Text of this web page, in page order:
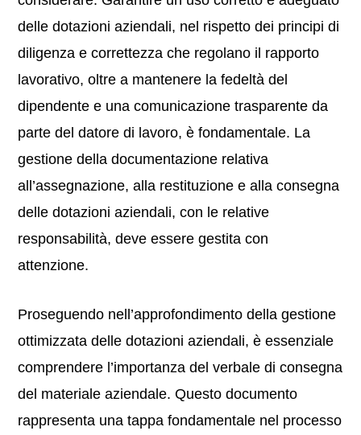
delle dotazioni aziendali, nel rispetto dei principi di
diligenza e correttezza che regolano il rapporto
lavorativo, oltre a mantenere la fedeltà del
dipendente e una comunicazione trasparente da
parte del datore di lavoro, è fondamentale. La
gestione della documentazione relativa
all’assegnazione, alla restituzione e alla consegna
delle dotazioni aziendali, con le relative
responsabilità, deve essere gestita con
attenzione.
Proseguendo nell’approfondimento della gestione
ottimizzata delle dotazioni aziendali, è essenziale
comprendere l’importanza del verbale di consegna
del materiale aziendale. Questo documento
rappresenta una tappa fondamentale nel processo